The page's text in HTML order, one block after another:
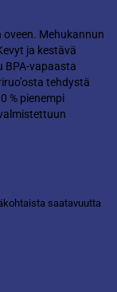
Mehukannun
ja kestävä
BPA-vapaasta
tehdystä
% pienempi
saatavuutta